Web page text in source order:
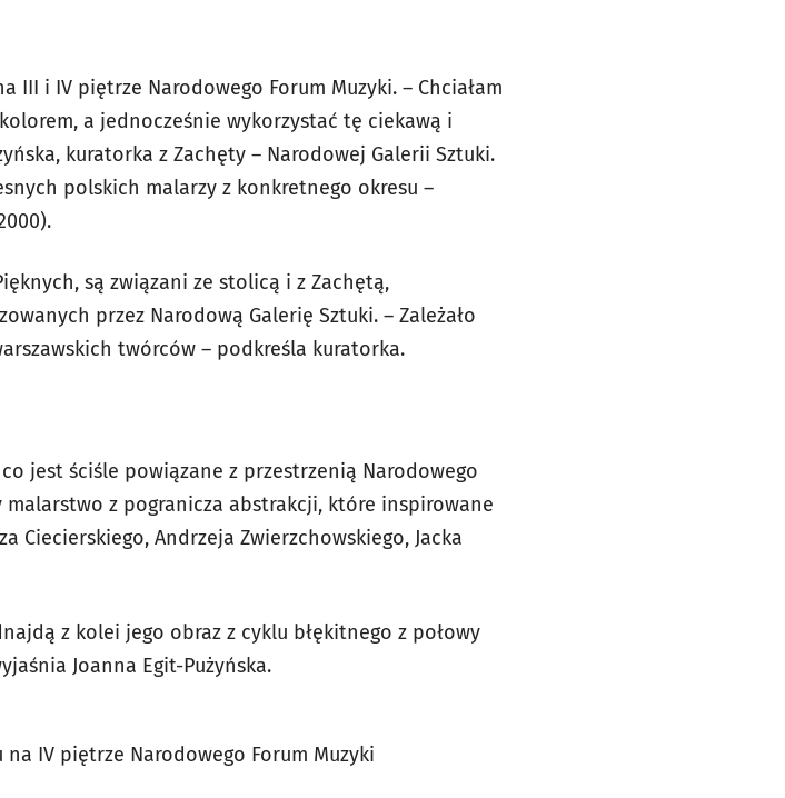
III i IV piętrze Narodowego Forum Muzyki. – Chciałam
a jednocześnie wykorzystać tę ciekawą i
kuratorka z Zachęty – Narodowej Galerii Sztuki.
polskich malarzy z konkretnego okresu –
są związani ze stolicą i z Zachętą,
przez Narodową Galerię Sztuki. – Zależało
twórców – podkreśla kuratorka.
jest ściśle powiązane z przestrzenią Narodowego
malarstwo z pogranicza abstrakcji, które inspirowane
Ciecierskiego, Andrzeja Zwierzchowskiego, Jacka
z kolei jego obraz z cyklu błękitnego z połowy
Joanna Egit-Pużyńska.
na IV piętrze Narodowego Forum Muzyki